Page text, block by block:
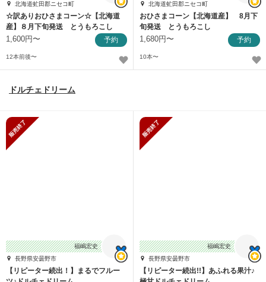
北海道虻田郡ニセコ町
☆訳ありおひさまコーン☆【北海道
産】８月下旬発送 とうもろこし
1,600円〜 予約
12本前後〜
北海道虻田郡ニセコ町
おひさまコーン【北海道産】 8月下
旬発送 とうもろこし
1,680円〜 予約
10本〜
ドルチェドリーム
福嶋宏史
長野県安曇野市
【リピーター続出！】まるでフルー
福嶋宏史
長野県安曇野市
【リピーター続出!!】あふれる果汁♪